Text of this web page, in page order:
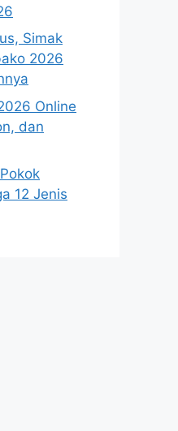
Simak
2026
Online
dan
12 Jenis